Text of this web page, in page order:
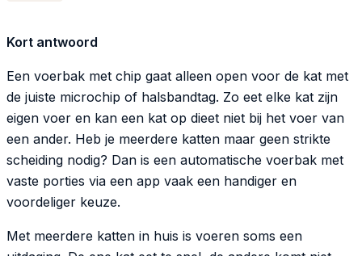
Kort antwoord
Een voerbak met chip gaat alleen open voor de kat met
de juiste microchip of halsbandtag. Zo eet elke kat zijn
eigen voer en kan een kat op dieet niet bij het voer van
een ander. Heb je meerdere katten maar geen strikte
scheiding nodig? Dan is een automatische voerbak met
vaste porties via een app vaak een handiger en
voordeliger keuze.
Met meerdere katten in huis is voeren soms een